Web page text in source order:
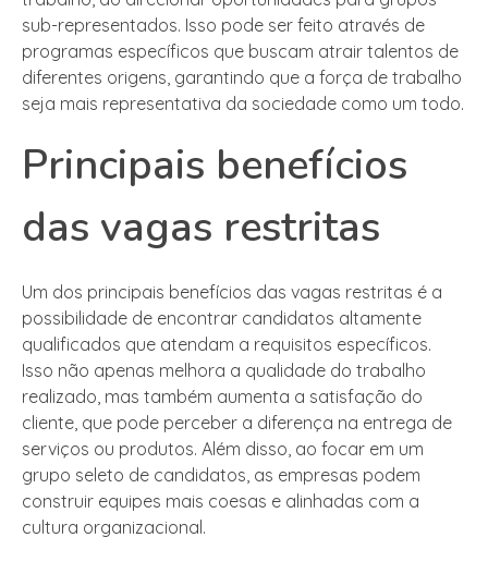
sub-representados. Isso pode ser feito através de
programas específicos que buscam atrair talentos de
diferentes origens, garantindo que a força de trabalho
seja mais representativa da sociedade como um todo.
Principais benefícios
das vagas restritas
Um dos principais benefícios das vagas restritas é a
possibilidade de encontrar candidatos altamente
qualificados que atendam a requisitos específicos.
Isso não apenas melhora a qualidade do trabalho
realizado, mas também aumenta a satisfação do
cliente, que pode perceber a diferença na entrega de
serviços ou produtos. Além disso, ao focar em um
grupo seleto de candidatos, as empresas podem
construir equipes mais coesas e alinhadas com a
cultura organizacional.